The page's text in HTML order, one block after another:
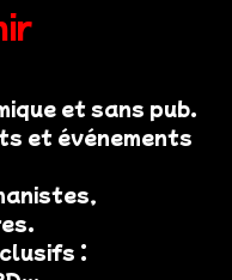
et sans pub.
et événements
: